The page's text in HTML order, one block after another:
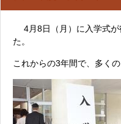
4月 8 日（月）に入学式が
た。
これからの3年間で、多く